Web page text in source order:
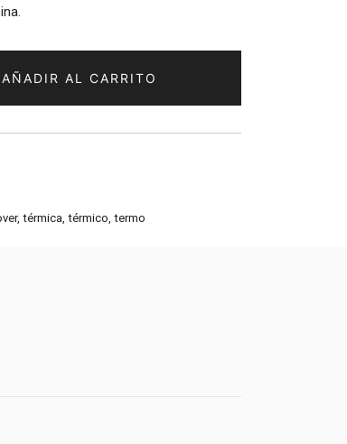
AÑADIR AL CARRITO
, térmica térmico termo